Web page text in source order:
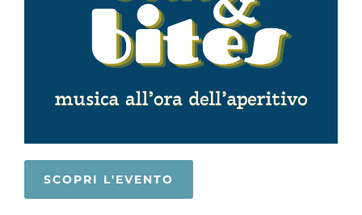
SCOPRI L'EVENTO